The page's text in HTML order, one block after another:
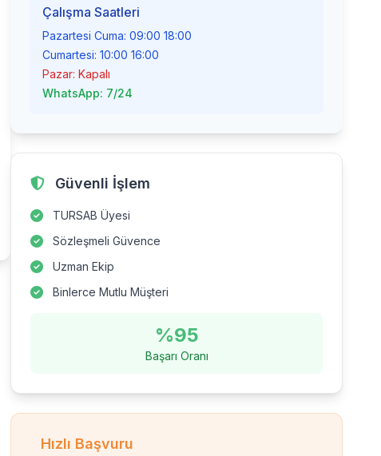
Çalışma Saatleri
Pazartesi Cuma: 09:00 18:00
Cumartesi: 10:00 16:00
Pazar: Kapalı
WhatsApp: 7/24
Güvenli İşlem
TURSAB Üyesi
Sözleşmeli Güvence
Uzman Ekip
Binlerce Mutlu Müşteri
%95
Başarı Oranı
Hızlı Başvuru